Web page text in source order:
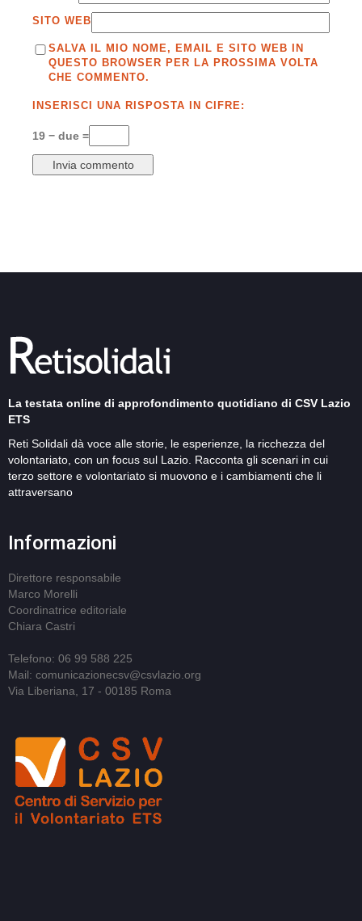
SITO WEB
SALVA IL MIO NOME, EMAIL E SITO WEB IN
QUESTO BROWSER PER LA PROSSIMA VOLTA
CHE COMMENTO.
INSERISCI UNA RISPOSTA IN CIFRE:
19 − due =
La testata online di approfondimento quotidiano di CSV Lazio
ETS
Reti Solidali dà voce alle storie, le esperienze, la ricchezza del
volontariato, con un focus sul Lazio. Racconta gli scenari in cui
terzo settore e volontariato si muovono e i cambiamenti che li
attraversano
Informazioni
Direttore responsabile
Marco Morelli
Coordinatrice editoriale
Chiara Castri
Telefono: 06 99 588 225
Mail: comunicazionecsv@csvlazio.org
Via Liberiana, 17 - 00185 Roma